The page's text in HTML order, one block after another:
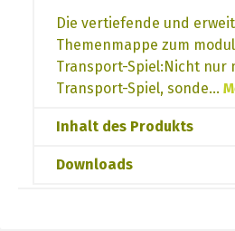
Die vertiefende und
Themenmappe zum
Transport-Spiel:Nicht nur
Transport-Spiel, sonde…
Inhalt des Produkts
Downloads